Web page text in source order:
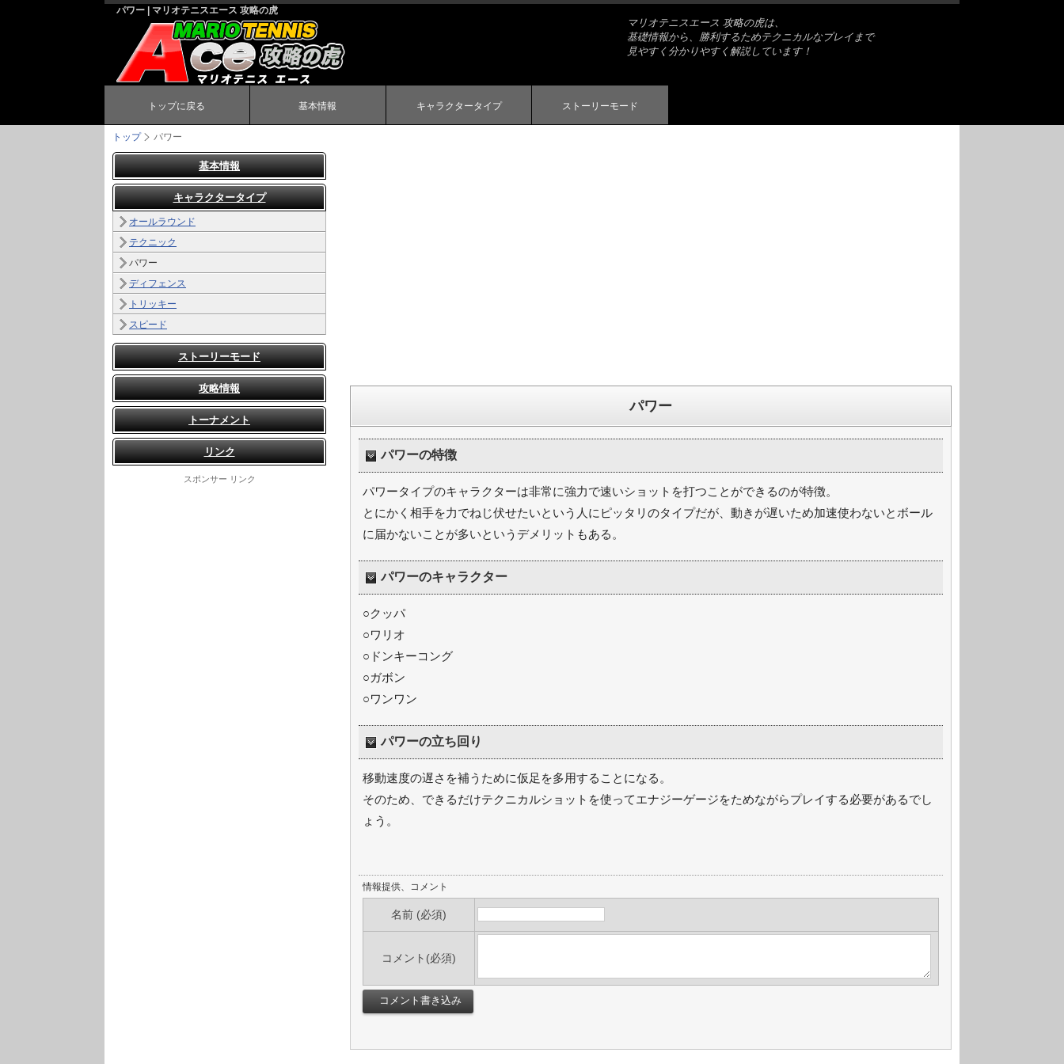
パワー | マリオテニスエース 攻略の虎
マリオテニスエース 攻略の虎は、
基礎情報から、勝利するためテクニカルなプレイまで
見やすく分かりやすく解説しています！
トップに戻る 基本情報 キャラクタータイプ ストーリーモード
トップ パワー
パワー
パワーの特徴
パワータイプのキャラクターは非常に強力で速いショットを打つことができるのが特徴。
とにかく相手を力でねじ伏せたいという人にピッタリのタイプだが、動きが遅いため加速使わないとボール
に届かないことが多いというデメリットもある。
パワーのキャラクター
○クッパ
○ワリオ
○ドンキーコング
○ガボン
○ワンワン
パワーの立ち回り
移動速度の遅さを補うために仮足を多用することになる。
そのため、できるだけテクニカルショットを使ってエナジーゲージをためながらプレイする必要があるでし
ょう。
情報提供、コメント
名前 (必須)
コメント(必須)
基本情報
キャラクタータイプ
オールラウンド
テクニック
パワー
ディフェンス
トリッキー
スピード
ストーリーモード
攻略情報
トーナメント
リンク
スポンサー リンク